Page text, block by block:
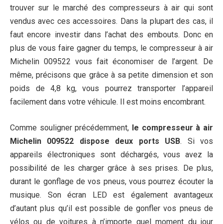
trouver sur le marché des compresseurs à air qui sont
vendus avec ces accessoires. Dans la plupart des cas, il
faut encore investir dans l’achat des embouts. Donc en
plus de vous faire gagner du temps, le compresseur à air
Michelin 009522 vous fait économiser de l’argent. De
même, précisons que grâce à sa petite dimension et son
poids de 4,8 kg, vous pourrez transporter l’appareil
facilement dans votre véhicule. Il est moins encombrant.
Comme souligner précédemment, le compresseur à air
Michelin 009522 dispose deux ports USB. Si vos
appareils électroniques sont déchargés, vous avez la
possibilité de les charger grâce à ses prises. De plus,
durant le gonflage de vos pneus, vous pourrez écouter la
musique. Son écran LED est également avantageux
d’autant plus qu’il est possible de gonfler vos pneus de
vélos ou de voitures à n’importe quel moment du jour